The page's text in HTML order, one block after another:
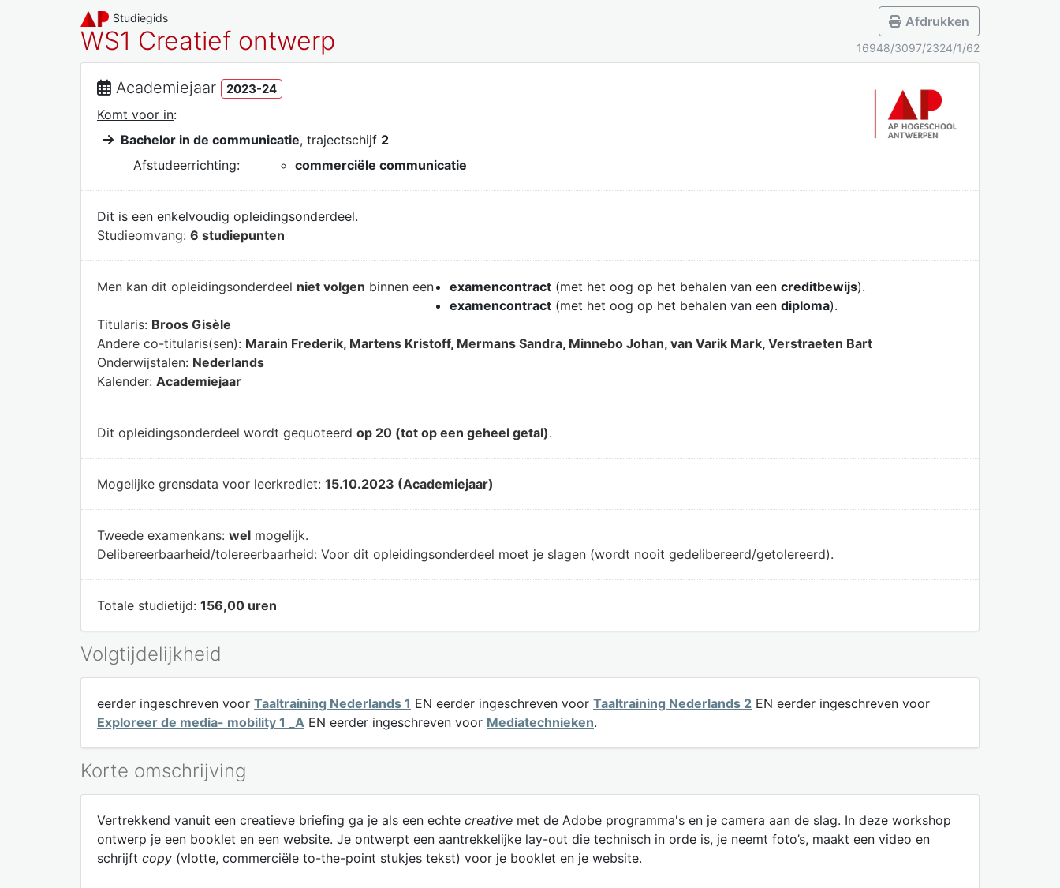
Studiegids
WS1 Creatief ontwerp
Afdrukken
16948/3097/2324/1/62
Academiejaar 2023-24
Komt voor in:
Bachelor in de communicatie, trajectschijf 2
Afstudeerrichting:
commerciële communicatie
Dit is een enkelvoudig opleidingsonderdeel.
Studieomvang: 6 studiepunten
Men kan dit opleidingsonderdeel niet volgen binnen een examencontract (met het oog op het behalen van een creditbewijs).
examencontract (met het oog op het behalen van een diploma).
Titularis: Broos Gisèle
Andere co-titularis(sen): Marain Frederik, Martens Kristoff, Mermans Sandra, Minnebo Johan, van Varik Mark, Verstraeten Bart
Onderwijstalen: Nederlands
Kalender: Academiejaar
Dit opleidingsonderdeel wordt gequoteerd op 20 (tot op een geheel getal).
Mogelijke grensdata voor leerkrediet: 15.10.2023 (Academiejaar)
Tweede examenkans: wel mogelijk.
Delibereerbaarheid/tolereerbaarheid: Voor dit opleidingsonderdeel moet je slagen (wordt nooit gedelibereerd/getolereerd).
Totale studietijd: 156,00 uren
Volgtijdelijkheid
eerder ingeschreven voor Taaltraining Nederlands 1 EN eerder ingeschreven voor Taaltraining Nederlands 2 EN eerder ingeschreven voor
Exploreer de media- mobility 1 _A EN eerder ingeschreven voor Mediatechnieken.
Korte omschrijving
Vertrekkend vanuit een creatieve briefing ga je als een echte creative met de Adobe programma's en je camera aan de slag. In deze workshop
ontwerp je een booklet en een website. Je ontwerpt een aantrekkelijke lay-out die technisch in orde is, je neemt foto’s, maakt een video en
schrijft copy (vlotte, commerciële to-the-point stukjes tekst) voor je booklet en je website.